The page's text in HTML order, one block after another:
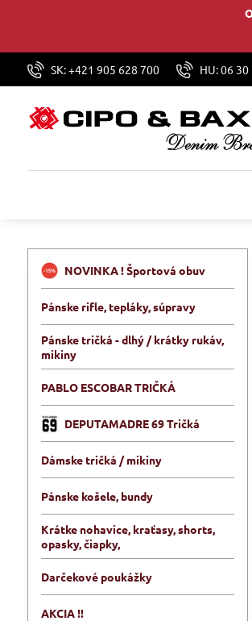
SK: +421 905 628 700 HU: 06
NOVINKA ! Športová obuv
Pánske rifle, tepláky, súpravy
Pánske tričká - dlhý / krátky rukáv,
mikiny
PABLO ESCOBAR TRIČKÁ
DEPUTAMADRE 69 Tričká
Dámske tričká / mikiny
Pánske košele, bundy
Krátke nohavice, kraťasy, shorts,
opasky, čiapky,
Darčekové poukážky
AKCIA !!